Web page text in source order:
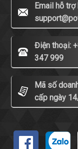
Email hỗ
Điện thoại:
347 999
Mã số
cấp ngày